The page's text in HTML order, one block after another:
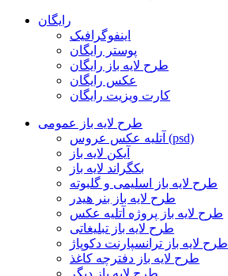
رایگان
اینفوگرافیک
پوستر رایگان
طرح لایه باز رایگان
عکس رایگان
کارت ویزیت رایگان
طرح لایه باز عمومی
آتلیه عکس عروس (psd)
آیکن لایه باز
بکگراند لایه باز
طرح لایه باز اسلیمی و گلبوته
طرح لایه باز بنر هیدر
طرح لایه باز پروژه آتلیه عکس
طرح لایه باز تبلیغاتی
طرح لایه باز ترانسپارنت دکوپاژ
طرح لایه باز دفترچه کاغذ
طرح لایه باز دیگر